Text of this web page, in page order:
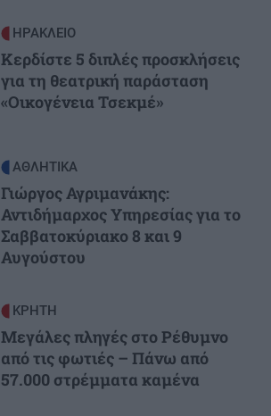
ΗΡΑΚΛΕΙΟ
Κερδίστε 5 διπλές προσκλήσεις
για τη θεατρική παράσταση
«Οικογένεια Τσεκμέ»
ΑΘΛΗΤΙΚΑ
Γιώργος Αγριμανάκης:
Αντιδήμαρχος Υπηρεσίας για το
Σαββατοκύριακο 8 και 9
Αυγούστου
ΚΡΗΤΗ
Μεγάλες πληγές στο Ρέθυμνο
από τις φωτιές – Πάνω από
57.000 στρέμματα καμένα